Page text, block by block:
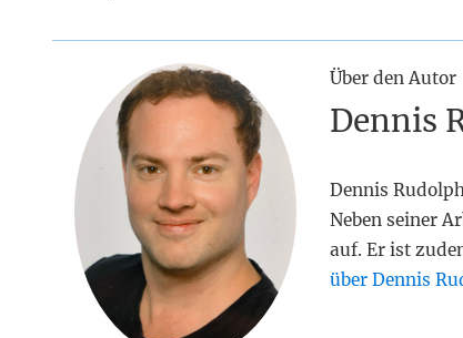
Über den Autor
Dennis
Dennis
Neben seiner
auf. Er ist
über Dennis